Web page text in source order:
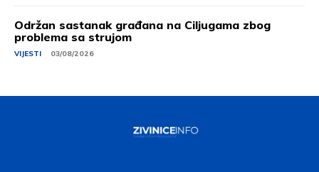
Održan sastanak građana na Ciljugama zbog
problema sa strujom
VIJESTI 03/08/2026